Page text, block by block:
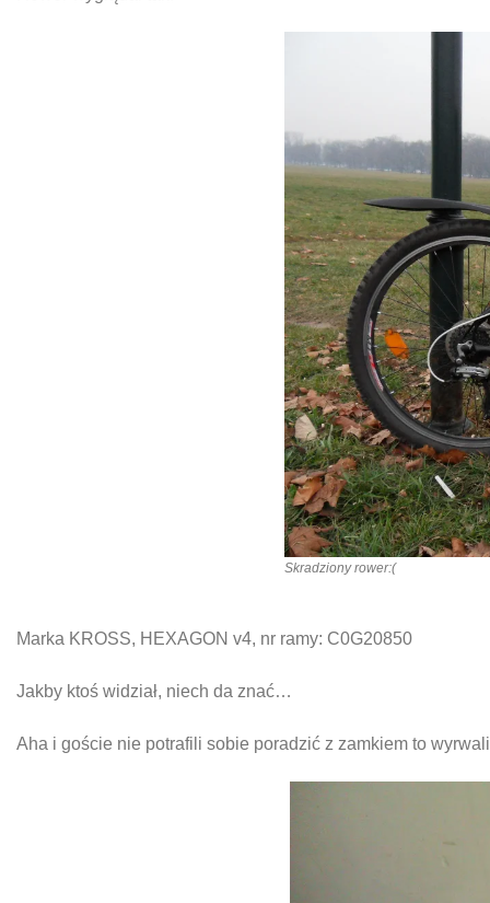
Skradziony rower:(
Marka KROSS, HEXAGON v4, nr ramy: C0G20850
Jakby ktoś widział, niech da znać…
Aha i goście nie potrafili sobie poradzić z zamkiem to